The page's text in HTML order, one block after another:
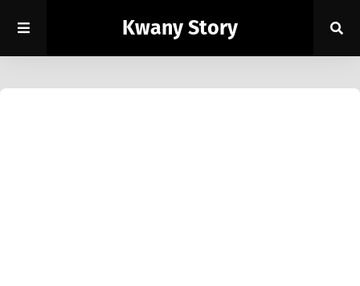
Kwany Story